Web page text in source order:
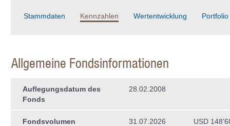
Stammdaten Kennzahlen Wertentwicklung Portfolio
Allgemeine Fondsinformationen
Auflegungsdatum des
Fonds
28.02.2008
Fondsvolumen 31.07.2026 USD